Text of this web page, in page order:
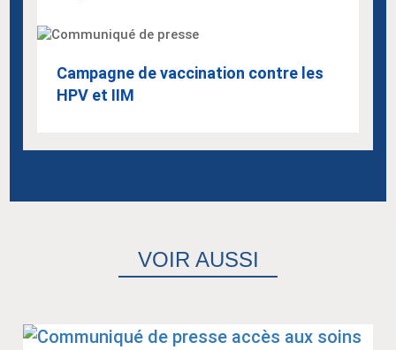
Campagne de vaccination contre les
HPV et IIM
VOIR AUSSI